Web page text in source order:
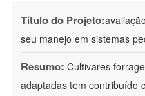
Título do Projeto:
seu manejo em sistemas
Resumo: Cultivares
adaptadas tem contribuído